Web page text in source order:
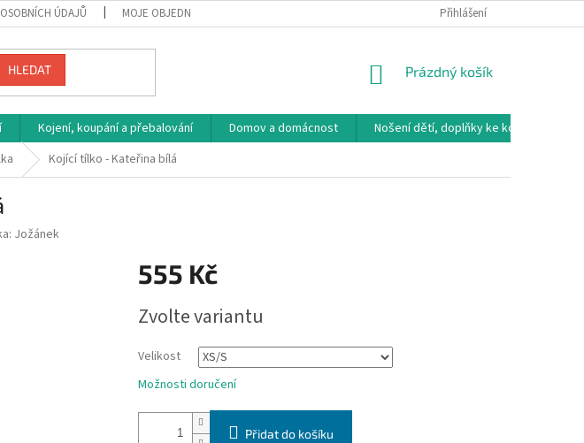
ÚDAJŮ MOJE OBJEDNÁVKA DOPRAVA, PLATBY A
Přihlášení
HLEDAT
NÁKUPNÍ
Prázdný košík
Kojení, koupání a přebalování Domov a domácnost
Nošení dětí, doplňky ke kočárkům
Kojící tílko - Kateřina bílá
Jožánek
555 Kč
cena:
Zvolte variantu
Velikost
Možnosti doručení
Přidat do košíku